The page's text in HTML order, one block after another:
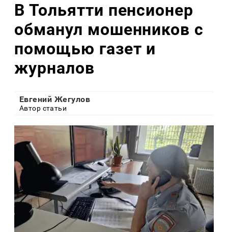
В Тольятти пенсионер
обманул мошенников с
помощью газет и
журналов
Евгений Жегулов
Автор статьи